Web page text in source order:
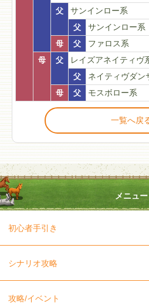
父
サンインロー系
父
サンインロー系
母
父
ファロス系
母
父
レイズアネイティヴ
父
ネイティヴダン
母
父 モスボロー系
一覧へ戻
メニュー
初心者手引き
シナリオ攻略
攻略/イベント